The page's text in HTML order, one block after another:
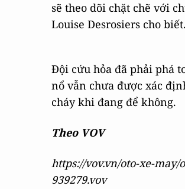
sẽ theo dõi chặt chẽ với
Louise Desrosiers cho biết.
Đội cứu hỏa đã phải phá
nổ vẫn chưa được xác
cháy khi đang để không.
Theo VOV
https://vov.vn/oto-xe-
939279.vov